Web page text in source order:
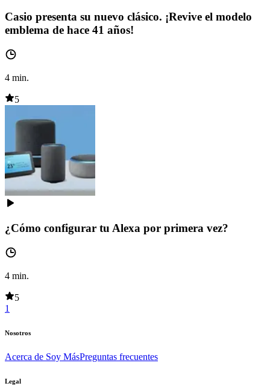
Casio presenta su nuevo clásico. ¡Revive el modelo
emblema de hace 41 años!
4 min.
5
¿Cómo configurar tu Alexa por primera vez?
4 min.
5
1
Nosotros
Acerca de Soy MásPreguntas frecuentes
Legal